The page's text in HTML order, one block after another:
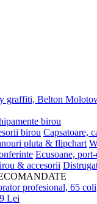
graffiti, Belton
birou
birou Capsatoare,
pluta & flipchart
Ecusoane,
& accesorii
profesional, 65
Lei